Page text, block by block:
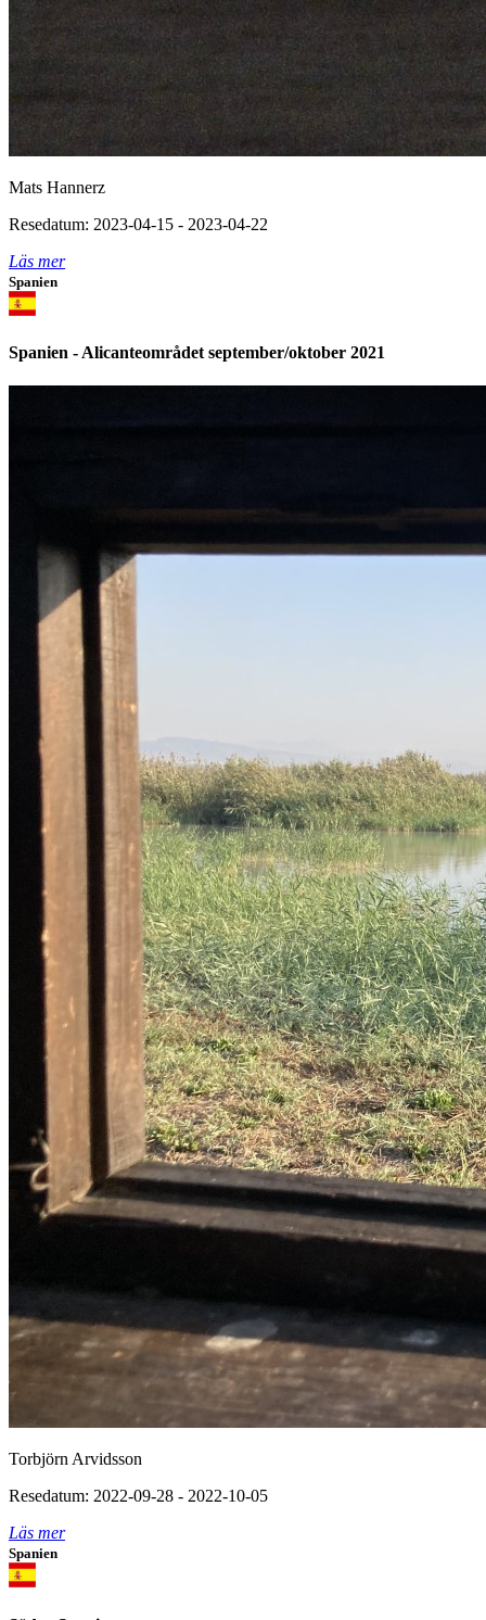
Mats Hannerz
Resedatum: 2023-04-15 - 2023-04-22
Läs mer
Spanien
Spanien - Alicanteområdet september/oktober 2021
Torbjörn Arvidsson
Resedatum: 2022-09-28 - 2022-10-05
Läs mer
Spanien